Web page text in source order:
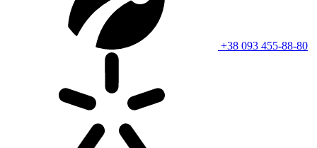
+38 093 455-88-80